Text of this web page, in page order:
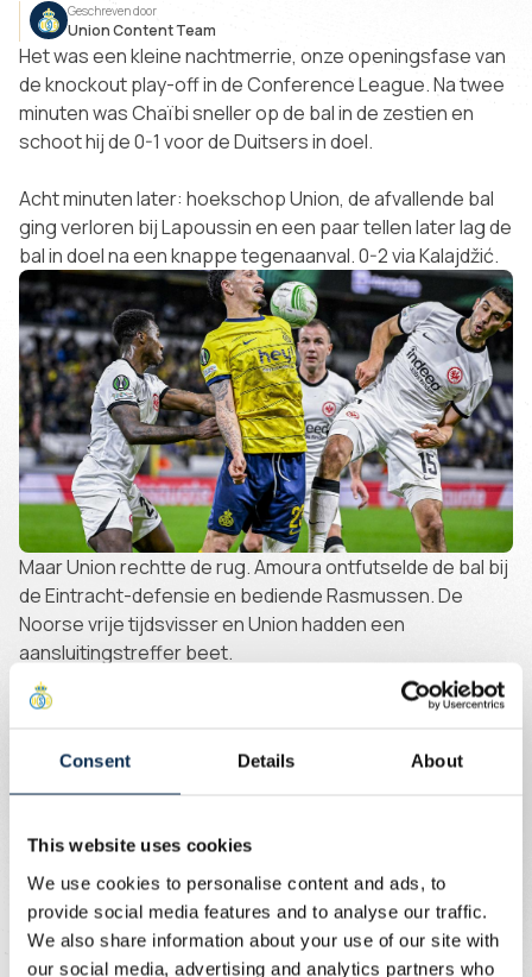
Consent Details About
This website uses cookies
We use cookies to personalise content and ads, to
provide social media features and to analyse our traffic.
We also share information about your use of our site with
our social media, advertising and analytics partners who
Geschreven door
Union Content Team
Het was een kleine nachtmerrie, onze openingsfase van
de knockout play-off in de Conference League. Na twee
minuten was Chaïbi sneller op de bal in de zestien en
schoot hij de 0-1 voor de Duitsers in doel.
Acht minuten later: hoekschop Union, de afvallende bal
ging verloren bij Lapoussin en een paar tellen later lag de
bal in doel na een knappe tegenaanval. 0-2 via Kalajdžić.
Maar Union rechtte de rug. Amoura ontfutselde de bal bij
de Eintracht-defensie en bediende Rasmussen. De
Noorse vrije tijdsvisser en Union hadden een
aansluitingstreffer beet.
Al moest Lindner wel nog alert zijn op een knal van Chaïbi
zag geen uitweg meer, Puertas en co drukten de
Duitsers weg. Nilsson miste de gelijkmaker op aangeven
van onze assistenkoning. En ook met een halve omhaal